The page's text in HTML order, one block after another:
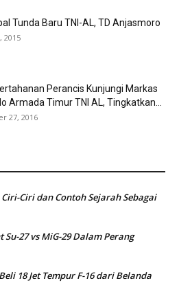
Tunda Baru TNI-AL, TD Anjasmoro
2015
Perancis Kunjungi Markas
Armada Timur TNI AL, Tingkatkan...
27, 2016
Ciri dan Contoh Sejarah Sebagai
Su-27 vs MiG-29 Dalam Perang
18 Jet Tempur F-16 dari Belanda